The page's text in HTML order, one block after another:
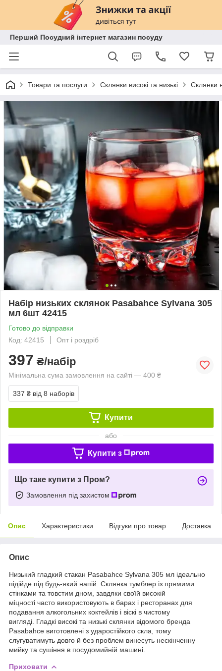
Перший Посудний інтернет магазин посуду
Товари та послуги Склянки високі та низькі Склянки
Набір низьких склянок Pasabahce Sylvana 305
мл 6шт 42415
Готово до відправки
Код: 42415
Опт і роздріб
397 ₴/набір
Мінімальна сума замовлення на сайті — 400 ₴
337 ₴ від 8 наборів
Купити
або
Купити з
Що таке купити з Пром?
Замовлення під захистом
Опис Характеристики Відгуки про товар Доставка
Опис
Низький гладкий стакан Pasabahce Sylvana 305 мл ідеально
підійде під будь-який напій. Склянка тумблер із прямими
стінками та товстим дном, завдяки своїй високій
міцності часто використовують в барах і ресторанах для
подавання алкогольних коктейлів і віскі в чистому
вигляді. Гладкі високі та низькі склянки відомого бренда
Pasabahce виготовлені з ударостійкого скла, тому
слугуватимуть довго й без проблем винесуть нескінченну
мийку та сушіння в посудомийній машині.
Приховати